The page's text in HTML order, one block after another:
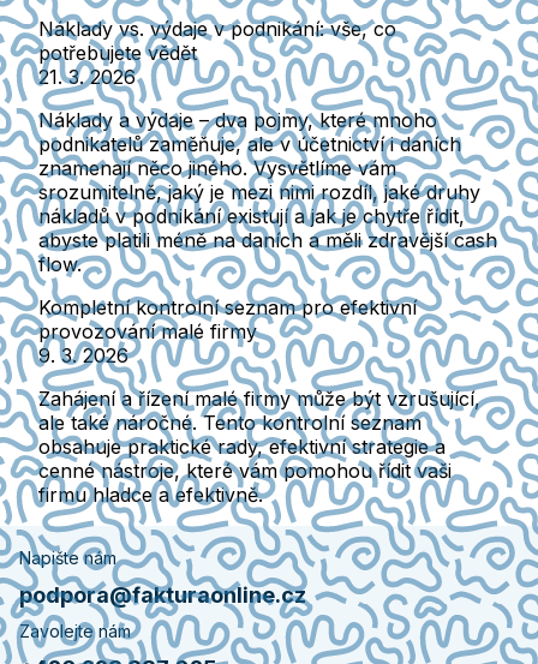
Náklady vs. výdaje v podnikání: vše, co
potřebujete vědět
21. 3. 2026
Náklady a výdaje – dva pojmy, které mnoho
podnikatelů zaměňuje, ale v účetnictví i daních
znamenají něco jiného. Vysvětlíme vám
srozumitelně, jaký je mezi nimi rozdíl, jaké druhy
nákladů v podnikání existují a jak je chytře řídit,
abyste platili méně na daních a měli zdravější cash
flow.
Kompletní kontrolní seznam pro efektivní
provozování malé firmy
9. 3. 2026
Zahájení a řízení malé firmy může být vzrušující,
ale také náročné. Tento kontrolní seznam
obsahuje praktické rady, efektivní strategie a
cenné nástroje, které vám pomohou řídit vaši
firmu hladce a efektivně.
Napište nám
podpora@fakturaonline.cz
Zavolejte nám